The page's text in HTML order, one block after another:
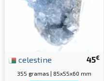
45€
celestine
355 gramas | 85x55x60 mm